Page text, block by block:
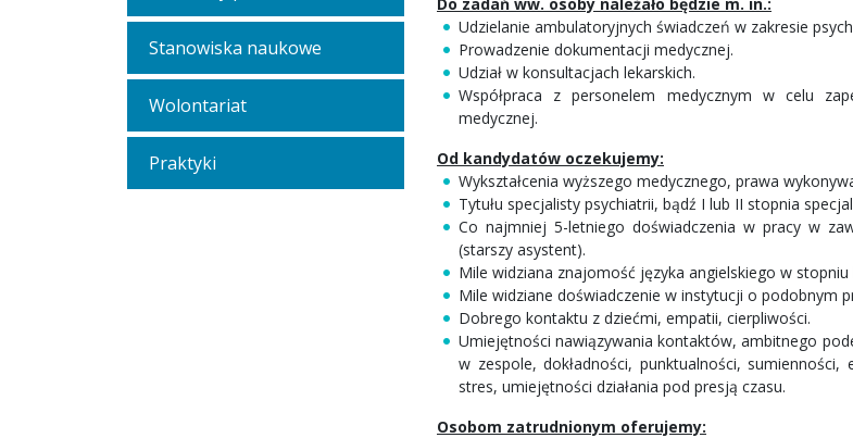
Stanowiska naukowe
Wolontariat
Praktyki
Udzielanie ambulatoryjnych świadczeń w zakresie
Prowadzenie dokumentacji medycznej.
Udział w konsultacjach lekarskich.
Współpraca z personelem medycznym w celu
medycznej.
Od kandydatów oczekujemy:
Wykształcenia wyższego medycznego, prawa
Tytułu specjalisty psychiatrii, bądź I lub II stopnia
Co najmniej 5-letniego doświadczenia w pracy w
(starszy asystent).
Mile widziana znajomość języka angielskiego w
Mile widziane doświadczenie w instytucji o podobnym
Dobrego kontaktu z dziećmi, empatii, cierpliwości.
Umiejętności nawiązywania kontaktów, ambitnego
w zespole, dokładności, punktualności,
stres, umiejętności działania pod presją czasu.
Osobom zatrudnionym oferujemy: